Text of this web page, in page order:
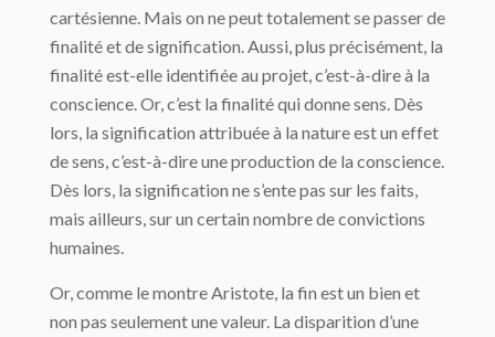
cartésienne. Mais on ne peut totalement se passer de
finalité et de signification. Aussi, plus précisément, la
finalité est-elle identi­fiée au projet, c’est-à-dire à la
conscience. Or, c’est la finalité qui donne sens. Dès
lors, la signification attribuée à la nature est un effet
de sens, c’est-à-dire une production de la conscience.
Dès lors, la signification ne s’ente pas sur les faits,
mais ailleurs, sur un cer­tain nombre de convictions
humaines.
Or, comme le montre Aristote, la fin est un bien et
non pas seulement une valeur. La disparition d’une